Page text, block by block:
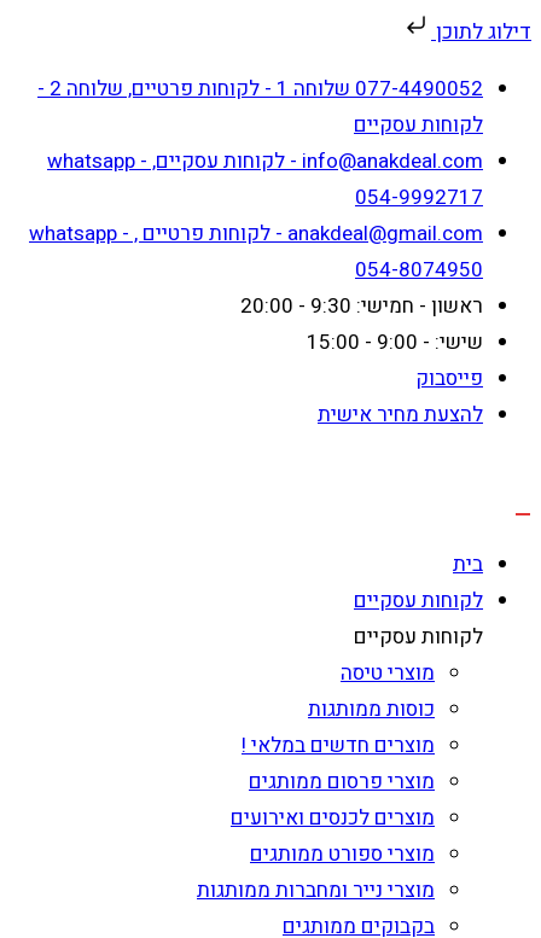
דילוג לתוכן
Skip
content
077-4490052 שלוחה 1 - לקוחות פרטיים, שלוחה 2 -
לקוחות עסקיים
info@anakdeal.com - לקוחות עסקיים, whatsapp -
054-9992717
anakdeal@gmail.com - לקוחות פרטיים , whatsapp -
054-8074950
ראשון - חמישי: 9:30 - 20:00
שישי: - 9:00 - 15:00
פייסבוק
להצעת מחיר אישית
בית
לקוחות עסקיים
לקוחות עסקיים
מוצרי טיסה
כוסות ממותגות
מוצרים חדשים במלאי !
מוצרי פרסום ממותגים
מוצרים לכנסים ואירועים
מוצרי ספורט ממותגים
מוצרי נייר ומחברות ממותגות
בקבוקים ממותגים